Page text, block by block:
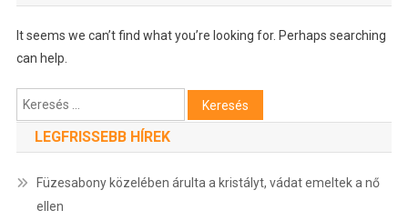
It seems we can’t find what you’re looking for. Perhaps searching
can help.
Keresés:
LEGFRISSEBB HÍREK
Füzesabony közelében árulta a kristályt, vádat emeltek a nő
ellen